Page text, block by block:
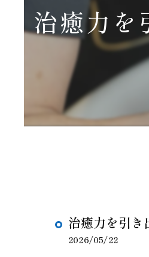
治癒力を
治癒力を引き
2026/05/22